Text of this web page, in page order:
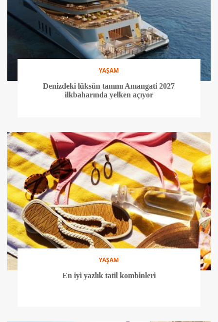
YAŞAM
Denizdeki lüksün tanımı Amangati 2027
ilkbaharında yelken açıyor
YAŞAM
En iyi yazlık tatil kombinleri